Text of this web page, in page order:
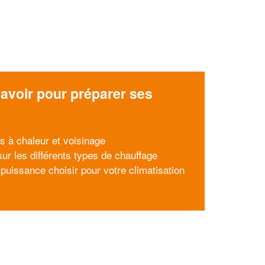
pour préparer ses
à chaleur et voisinage
les différents types de chauffage
choisir pour votre climatisation